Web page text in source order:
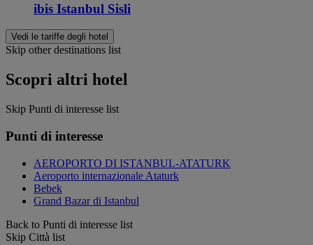
ibis Istanbul Sisli
Vedi le tariffe degli hotel
Skip other destinations list
Scopri altri hotel
Skip Punti di interesse list
Punti di interesse
AEROPORTO DI ISTANBUL-ATATURK
Aeroporto internazionale Ataturk
Bebek
Grand Bazar di Istanbul
Back to Punti di interesse list
Skip Città list